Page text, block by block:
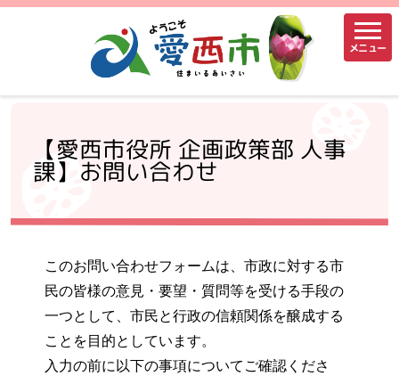
メニュー
【愛西市役所 企画政策部 人事
課】お問い合わせ
このお問い合わせフォームは、市政に対する市
民の皆様の意見・要望・質問等を受ける手段の
一つとして、市民と行政の信頼関係を醸成する
ことを目的としています。
入力の前に以下の事項についてご確認くださ